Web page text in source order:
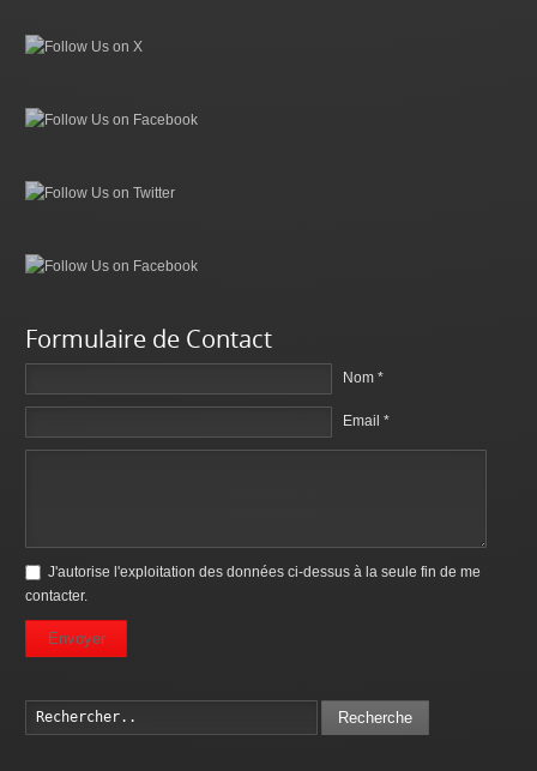
Formulaire de Contact
Nom *
Email *
J'autorise l'exploitation des données ci-dessus à la seule fin de me
contacter.
Envoyer
Recherche